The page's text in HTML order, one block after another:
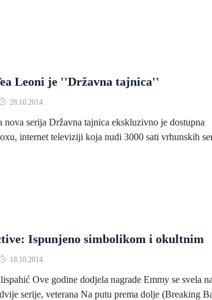
Leoni je ''Državna tajnica''
28.10.2014.
nova serija Državna tajnica ekskluzivno je dostupna
internet televiziji koja nudi 3000 sati vrhunskih
Ispunjeno simbolikom i okultnim
18.10.2014.
Ove godine dodjela nagrade Emmy se svela
serije, veterana Na putu prema dolje (Breaking